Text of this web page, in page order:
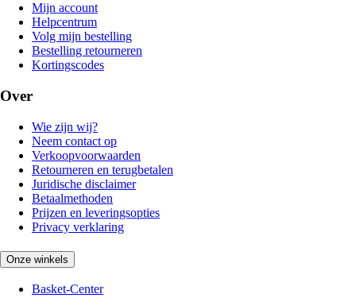
Mijn account
Helpcentrum
Volg mijn bestelling
Bestelling retourneren
Kortingscodes
Over
Wie zijn wij?
Neem contact op
Verkoopvoorwaarden
Retourneren en terugbetalen
Juridische disclaimer
Betaalmethoden
Prijzen en leveringsopties
Privacy verklaring
Onze winkels
Basket-Center